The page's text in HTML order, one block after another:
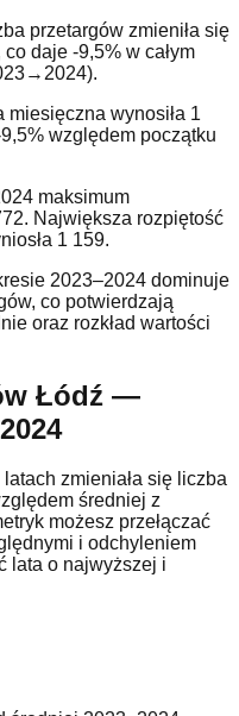
przetargów zmieniła się
daje -9,5% w całym
miesięczna wynosiła 1
względem początku
maksimum
Największa rozpiętość
1 159.
2023–2024 dominuje
co potwierdzają
oraz rozkład wartości
Łódź —
zmieniała się liczba
średniej z
możesz przełączać
i odchyleniem
lata o najwyższej i